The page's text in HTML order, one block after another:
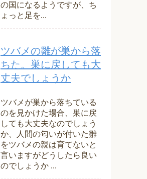
の国になるようですが、ち
ょっと足を...
ツバメの雛が巣から落
ちた。巣に戻しても大
丈夫でしょうか
ツバメが巣から落ちている
のを見かけた場合、巣に戻
しても大丈夫なのでしょう
か、人間の匂いが付いた雛
をツバメの親は育てないと
言いますがどうしたら良い
のでしょうか ...